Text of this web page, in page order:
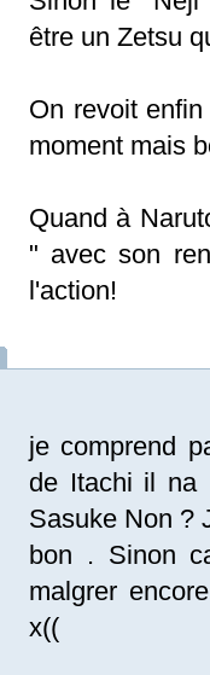
être un Zetsu
On revoit
moment mais
Quand à
" avec son
l'action!
je comprend
de Itachi il na
Sasuke Non ?
bon . Sinon
malgrer
x((